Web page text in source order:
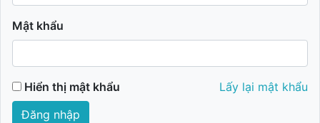
Mật khẩu
Hiển thị mật khẩu
Lấy lại mật khẩu
Đăng nhập